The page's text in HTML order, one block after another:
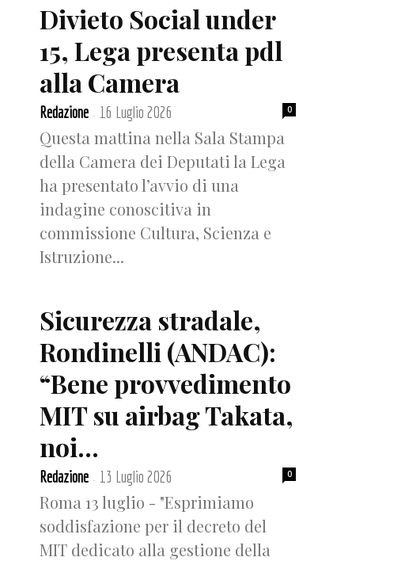
Divieto Social under
15, Lega presenta pdl
alla Camera
Redazione - 16 Luglio 2026 0
Questa mattina nella Sala Stampa
della Camera dei Deputati la Lega
ha presentato l’avvio di una
indagine conoscitiva in
commissione Cultura, Scienza e
Istruzione...
Sicurezza stradale,
Rondinelli (ANDAC):
“Bene provvedimento
MIT su airbag Takata,
noi...
Redazione - 13 Luglio 2026 0
Roma 13 luglio - "Esprimiamo
soddisfazione per il decreto del
MIT dedicato alla gestione della